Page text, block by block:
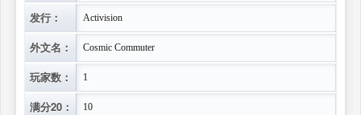
发行： Activision
外文名： Cosmic Commuter
玩家数： 1
满分20： 10